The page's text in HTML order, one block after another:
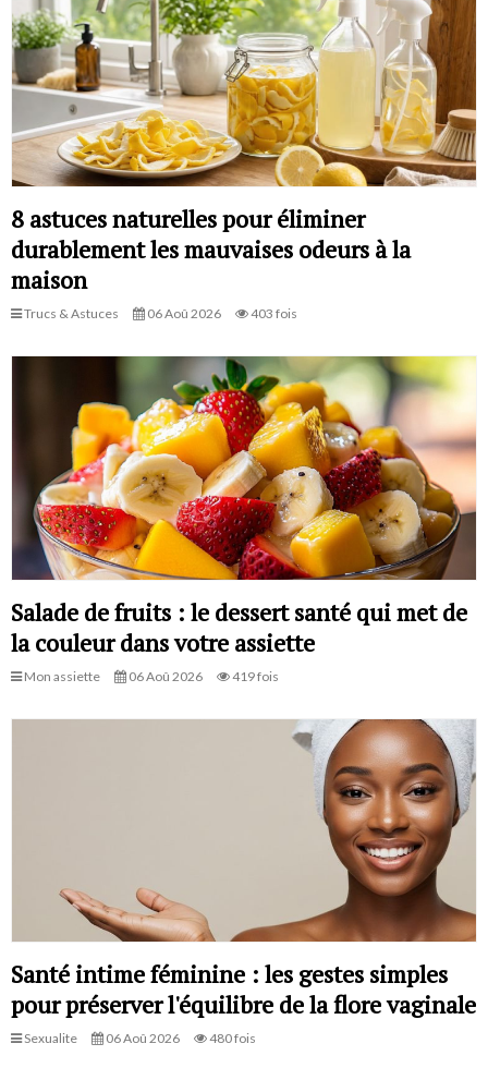
8 astuces naturelles pour éliminer
durablement les mauvaises odeurs à la
maison
Trucs & Astuces 06 Aoû 2026 403 fois
Salade de fruits : le dessert santé qui met de
la couleur dans votre assiette
Mon assiette 06 Aoû 2026 419 fois
Santé intime féminine : les gestes simples
pour préserver l'équilibre de la flore vaginale
Sexualite 06 Aoû 2026 480 fois